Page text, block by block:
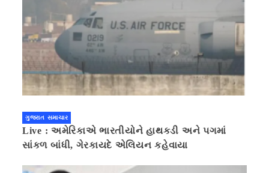
ગુજરાત સમાચાર
Live : અમેરિકાએ ભારતીયોને હાથકડી અને પગમાં
સાંકળ બાંધી, ગેરકાયદે એલિયન કહેવાયા